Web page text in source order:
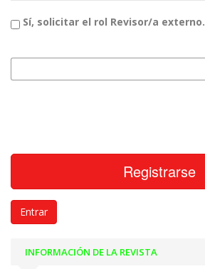
Sí, solicitar el rol Revisor/a externo.
Registrarse
Entrar
INFORMACIÓN DE LA REVISTA